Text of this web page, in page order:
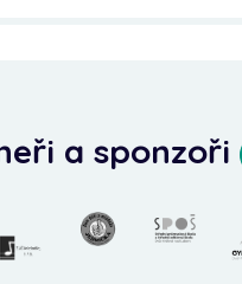
a sponzoři